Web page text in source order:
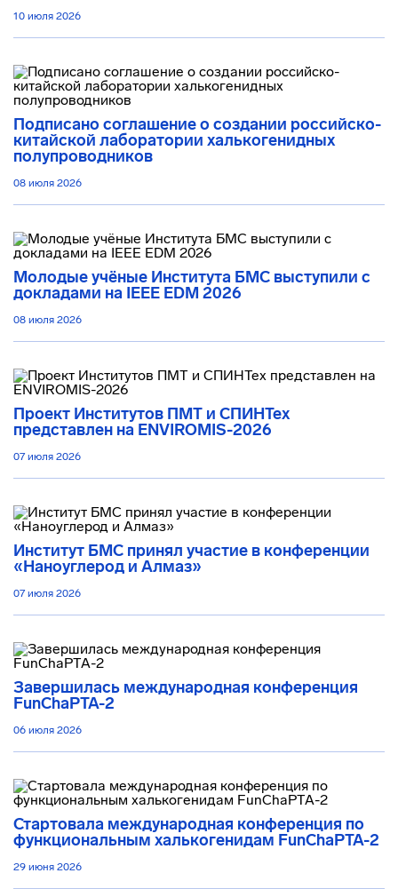
10 июля 2026
Подписано соглашение о создании российско-
китайской лаборатории халькогенидных
полупроводников
08 июля 2026
Молодые учёные Института БМС выступили с
докладами на IEEE EDM 2026
08 июля 2026
Проект Институтов ПМТ и СПИНТех
представлен на ENVIROMIS-2026
07 июля 2026
Институт БМС принял участие в конференции
«Наноуглерод и Алмаз»
07 июля 2026
Завершилась международная конференция
FunChaPTA-2
06 июля 2026
Стартовала международная конференция по
функциональным халькогенидам FunChaPTA-2
29 июня 2026